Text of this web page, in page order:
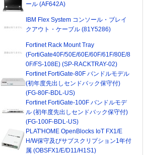
ール (AF642A)
IBM Flex System コンソール・ブレイ
クアウト・ケーブル (81Y5286)
Fortinet Rack Mount Tray
(FortiGate40F/50E/60E/60F/61F/80E/8
0F/FS-108E) (SP-RACKTRAY-02)
Fortinet FortiGate-80F バンドルモデル
(初年度先出しセンドバック保守付)
(FG-80F-BDL-US)
Fortinet FortiGate-100F バンドルモデ
ル (初年度先出しセンドバック保守付)
(FG-100F-BDL-US)
PLAT'HOME OpenBlocks IoT FX1/E
H/W保守及びサブスクリプション1年付
属 (OBSFX1/E/D11/H1S1)